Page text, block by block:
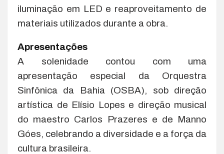
iluminação em LED e reaproveitamento de
materiais utilizados durante a obra.
Apresentações
A solenidade contou com uma
apresentação especial da Orquestra
Sinfônica da Bahia (OSBA), sob direção
artística de Elísio Lopes e direção musical
do maestro Carlos Prazeres e de Manno
Góes, celebrando a diversidade e a força da
cultura brasileira.